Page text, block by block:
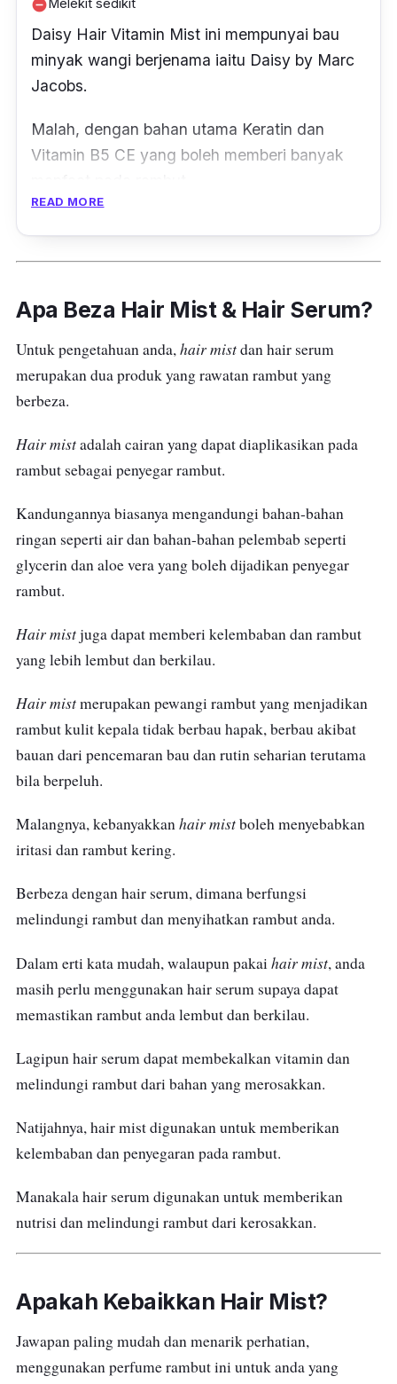
remove_circle Melekit sedikit
Daisy Hair Vitamin Mist ini mempunyai bau
minyak wangi berjenama iaitu Daisy by Marc
Jacobs.
Malah, dengan bahan utama Keratin dan
Vitamin B5 CE yang boleh memberi banyak
Bahan penting yang ada dalam hair mist ini
adalah Vitamin B5 7% + C 2% + E 2% dan
Keratin 10%.
mudah diaturkan, rambut bersinar, dan
memberikan rambut kelihatan sihat dan
READ MORE
Apa Beza Hair Mist & Hair Serum?
Untuk pengetahuan anda,hair mistdan hair serum
merupakan dua produk yang rawatan rambut yang
berbeza.
Hair mistadalah cairan yang dapat diaplikasikan pada
rambut sebagai penyegar rambut.
Kandungannya biasanya mengandungi bahan-bahan
ringan seperti air dan bahan-bahan pelembab seperti
glycerin dan aloe vera yang boleh dijadikan penyegar
rambut.
Hair mistjuga dapat memberi kelembaban dan rambut
yang lebih lembut dan berkilau.
Hair mistmerupakan pewangi rambut yang menjadikan
rambut kulit kepala tidak berbau hapak, berbau akibat
bauan dari pencemaran bau dan rutin seharian terutama
bila berpeluh.
Malangnya, kebanyakkanhair mistboleh menyebabkan
iritasi dan rambut kering.
Berbeza dengan hair serum, dimana berfungsi
melindungi rambut dan menyihatkan rambut anda.
Dalam erti kata mudah, walaupun pakai hair mist, anda
masih perlu menggunakan hair serum supaya dapat
memastikan rambut anda lembut dan berkilau.
Lagipun hair serum dapat membekalkan vitamin dan
melindungi rambut dari bahan yang merosakkan.
Natijahnya, hair mist digunakan untuk memberikan
kelembaban dan penyegaran pada rambut.
Manakala hair serum digunakan untuk memberikan
nutrisi dan melindungi rambut dari kerosakkan.
Apakah Kebaikkan Hair Mist?
Jawapan paling mudah dan menarik perhatian,
menggunakan perfume rambut ini untuk anda yang